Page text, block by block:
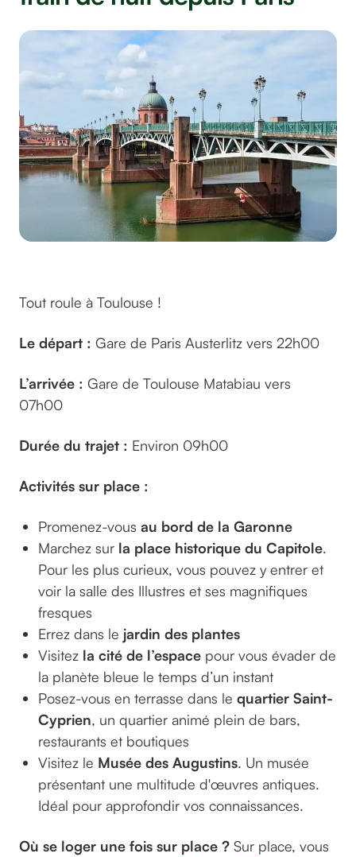
Tout roule à Toulouse !
Le départ : Gare de Paris Austerlitz vers 22h00
L’arrivée : Gare de Toulouse Matabiau vers
07h00
Durée du trajet : Environ 09h00
Activités sur place :
Promenez-vous au bord de la Garonne
Marchez sur la place historique du Capitole.
Pour les plus curieux, vous pouvez y entrer et
voir la salle des Illustres et ses magnifiques
fresques
Errez dans le jardin des plantes
Visitez la cité de l’espace pour vous évader de
la planète bleue le temps d’un instant
Posez-vous en terrasse dans le quartier Saint-
Cyprien, un quartier animé plein de bars,
restaurants et boutiques
Visitez le Musée des Augustins. Un musée
présentant une multitude d'œuvres antiques.
Idéal pour approfondir vos connaissances.
Où se loger une fois sur place ? Sur place, vous